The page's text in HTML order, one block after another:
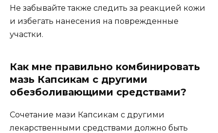
Не забывайте также следить за реакцией кожи
и избегать нанесения на поврежденные
участки.
Как мне правильно комбинировать
мазь Капсикам с другими
обезболивающими средствами?
Сочетание мази Капсикам с другими
лекарственными средствами должно быть